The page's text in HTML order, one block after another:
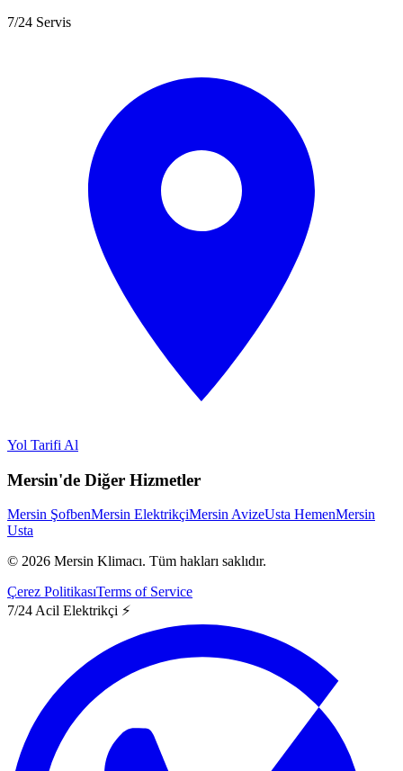
7/24 Servis
Yol Tarifi Al
Mersin'de Diğer Hizmetler
Mersin ŞofbenMersin ElektrikçiMersin AvizeUsta HemenMersin
Usta
© 2026 Mersin Klimacı. Tüm hakları saklıdır.
Çerez PolitikasıTerms of Service
7/24 Acil Elektrikçi ⚡